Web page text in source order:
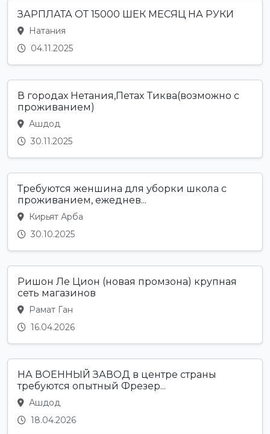
ЗАРПЛАТА ОТ 15000 ШЕК МЕСЯЦ НА РУКИ
Натания
04.11.2025
В гopoдах Нeтания,Петax Тиква(возможно с
проживанием)
Ашдод
30.11.2025
Требуются женшина для уборки школа с
проживанием, ежеднев...
Кирьят Арба
30.10.2025
Ришон Ле Цион (новая промзона) крупная
сеть магазинов
Рамат Ган
16.04.2026
НА ВОЕННЫЙ ЗАВОД в центре страны
требуются опытный Фрезер...
Ашдод
18.04.2026